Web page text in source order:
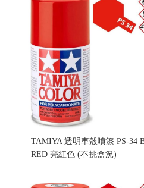
TAMIYA 透明車殼噴漆 PS-34
RED 亮紅色 (不挑盒況)